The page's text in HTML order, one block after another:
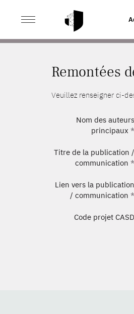
ACCUEIL
Remontées
Veuillez renseigner ci-
Nom des auteurs
principaux *
Titre de la publication /
communication *
Lien vers la publication
/ communication *
Code projet CASD